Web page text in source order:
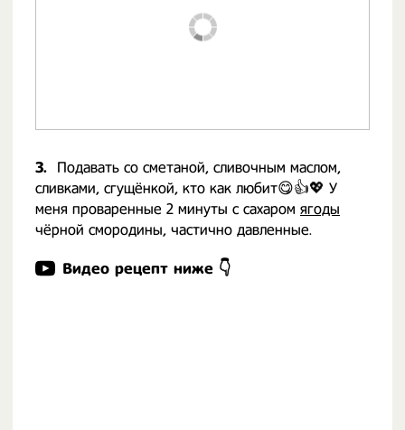
3.
Подавать со сметаной, сливочным маслом,
сливками, сгущёнкой, кто как любит😋👍💖 У
меня проваренные 2 минуты с сахаром ягоды
чёрной смородины, частично давленные.
Видео рецепт ниже 👇